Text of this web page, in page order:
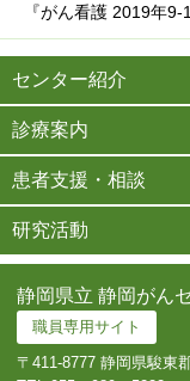
『がん看護 2019年
センター紹介
診療案内
患者支援・相談
研究活動
静岡県立 静岡がん
職員専用サイト
〒411-8777 静岡県駿東